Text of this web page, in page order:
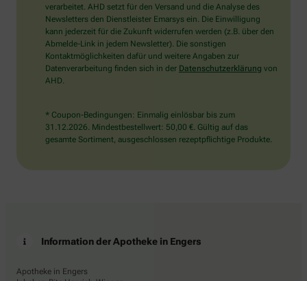
bitte
das
Auto.
verarbeitet. AHD setzt für den Versand und die Analyse des
Newsletters den Dienstleister Emarsys ein. Die Einwilligung
kann jederzeit für die Zukunft widerrufen werden (z.B. über den
Abmelde-Link in jedem Newsletter). Die sonstigen
Kontaktmöglichkeiten dafür und weitere Angaben zur
Datenverarbeitung finden sich in der Datenschutzerklärung von
AHD.
* Coupon-Bedingungen: Einmalig einlösbar bis zum
31.12.2026. Mindestbestellwert: 50,00 €. Gültig auf das
gesamte Sortiment, ausgeschlossen rezeptpflichtige Produkte.
Information der Apotheke in Engers
Apotheke in Engers